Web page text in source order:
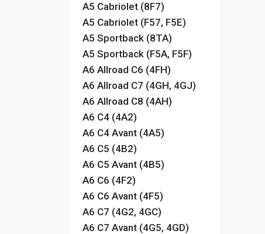
A5 Cabriolet (8F7)
A5 Cabriolet (F57, F5E)
A5 Sportback (8TA)
A5 Sportback (F5A, F5F)
A6 Allroad C6 (4FH)
A6 Allroad C7 (4GH, 4GJ)
A6 Allroad C8 (4AH)
A6 C4 (4A2)
A6 C4 Avant (4A5)
A6 C5 (4B2)
A6 C5 Avant (4B5)
A6 C6 (4F2)
A6 C6 Avant (4F5)
A6 C7 (4G2, 4GC)
A6 C7 Avant (4G5, 4GD)